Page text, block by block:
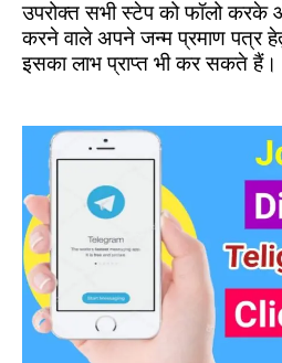
उपरोक्त सभी स्टेप को फॉलो
करने वाले अपने जन्म प्रमाण
इसका लाभ प्राप्त भी कर सकते हैं।